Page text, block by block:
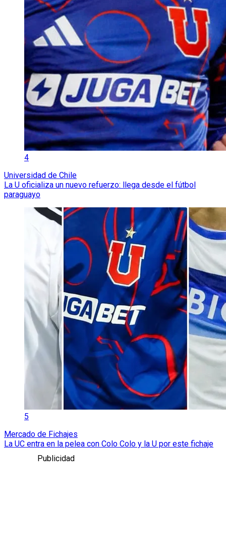
4
Universidad de Chile
La U oficializa un nuevo refuerzo: llega desde el fútbol
paraguayo
5
Mercado de Fichajes
La UC entra en la pelea con Colo Colo y la U por este fichaje
Publicidad